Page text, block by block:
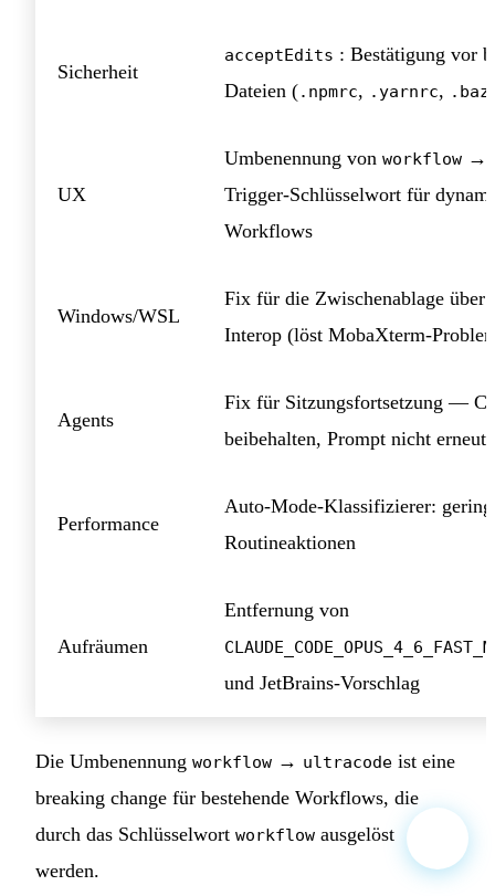
Sicherheit
acceptEdits : Bestätigung vor
Dateien (.npmrc, .yarnrc,
UX
Umbenennung von workflow →
Trigger-Schlüsselwort für
Workflows
Windows/WSL
Fix für die Zwischenablage über
Interop (löst MobaXterm-
Agents
Fix für Sitzungsfortsetzung —
beibehalten, Prompt nicht erneut
Performance
Auto-Mode-Klassifizierer:
Routineaktionen
Aufräumen
Entfernung von
und JetBrains-Vorschlag
Die Umbenennung workflow → ultracode ist eine
breaking change für bestehende Workflows, die
durch das Schlüsselwort workflow ausgelöst
werden.